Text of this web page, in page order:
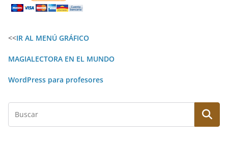
<<IR AL MENÚ GRÁFICO
MAGIALECTORA EN EL MUNDO
WordPress para profesores